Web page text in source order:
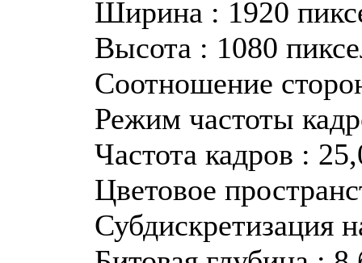
Ширина : 1920
Высота : 1080
Соотношение
Режим частоты
Частота кадров :
Цветовое
Субдискретизация